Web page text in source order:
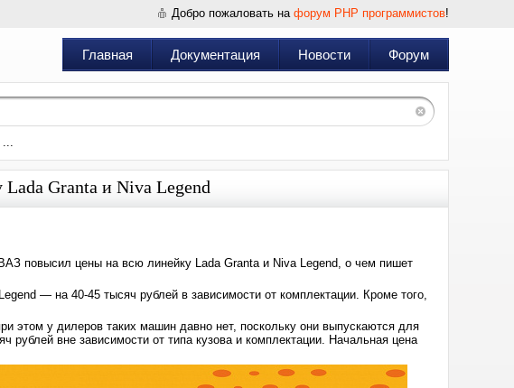
Добро пожаловать на форум PHP программистов!
Главная Документация Новости Форум
...
Granta и Niva Legend
повысил цены на всю линейку Lada Granta и Niva Legend, о чем пишет
— на 40-45 тысяч рублей в зависимости от комплектации. Кроме того,
этом у дилеров таких машин давно нет, поскольку они выпускаются для
рублей вне зависимости от типа кузова и комплектации. Начальная цена